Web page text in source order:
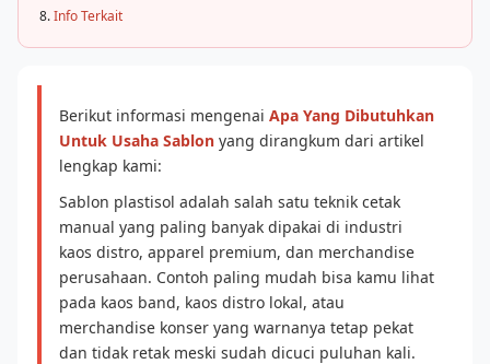
Info Terkait
Berikut informasi mengenai Apa Yang Dibutuhkan
Untuk Usaha Sablon yang dirangkum dari artikel
lengkap kami:
Sablon plastisol adalah salah satu teknik cetak
manual yang paling banyak dipakai di industri
kaos distro, apparel premium, dan merchandise
perusahaan. Contoh paling mudah bisa kamu lihat
pada kaos band, kaos distro lokal, atau
merchandise konser yang warnanya tetap pekat
dan tidak retak meski sudah dicuci puluhan kali.